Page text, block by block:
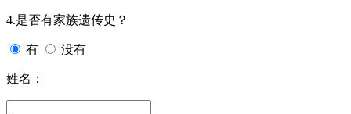
4.是否有家族遗传史？
有 没有
姓名：